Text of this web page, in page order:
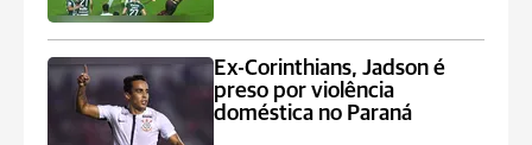
Ex-Corinthians, Jadson é
preso por violência
doméstica no Paraná